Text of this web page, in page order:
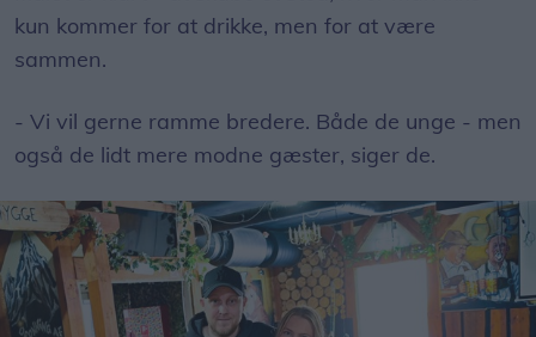
kun kommer for at drikke, men for at være
sammen.
- Vi vil gerne ramme bredere. Både de unge - men
også de lidt mere modne gæster, siger de.